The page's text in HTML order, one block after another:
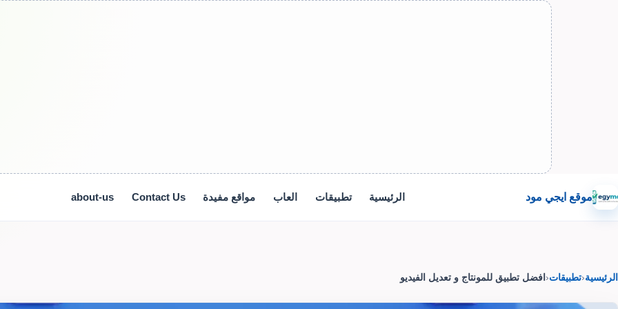
موقع ايجي مود الرئيسية تطبيقات العاب مواقع مفيدة Contact Us
about-us
الرئيسية‹تطبيقات‹ افضل تطبيق للمونتاج و تعديل الفيديو